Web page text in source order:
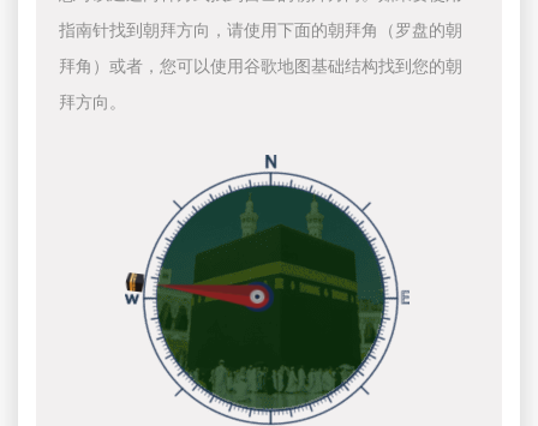
指南针找到朝拜方向，请使用下面的朝拜角（罗盘的朝
拜角）或者，您可以使用谷歌地图基础结构找到您的朝
拜方向。